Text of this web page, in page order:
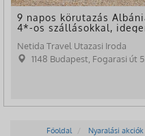
9 napos körutazás
4*-os szállásokkal,
Netida Travel Utazasi Iroda
1148 Budapest, Fogarasi út 5. 27.
Főoldal Nyaralási akciók